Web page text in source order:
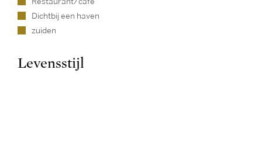
Dichtbij een haven
zuiden
Levensstijl